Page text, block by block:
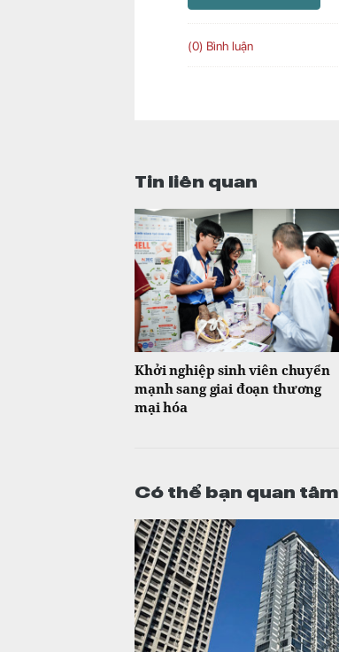
(0) Bình luận
Tin liên quan
Khởi nghiệp sinh viên chuyển
mạnh sang giai đoạn thương
mại hóa
Có thể bạn quan tâm